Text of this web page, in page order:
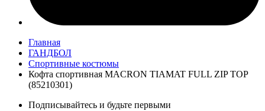
Главная
ГАНДБОЛ
Спортивные костюмы
Кофта спортивная MACRON TIAMAT FULL ZIP TOP
(85210301)
Подписывайтесь и будьте первыми